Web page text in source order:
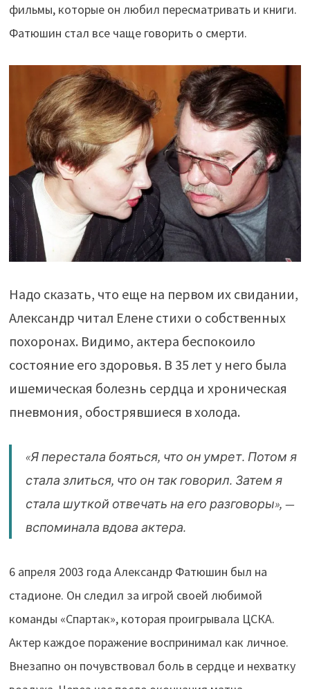
фильмы, которые он любил пересматривать и книги.
Фатюшин стал все чаще говорить о смерти.
Надо сказать, что еще на первом их свидании,
Александр читал Елене стихи о собственных
похоронах. Видимо, актера беспокоило
состояние его здоровья. В 35 лет у него была
ишемическая болезнь сердца и хроническая
пневмония, обострявшиеся в холода.
«Я перестала бояться, что он умрет. Потом я
стала злиться, что он так говорил. Затем я
стала шуткой отвечать на его разговоры», —
вспоминала вдова актера.
6 апреля 2003 года Александр Фатюшин был на
стадионе. Он следил за игрой своей любимой
команды «Спартак», которая проигрывала ЦСКА.
Актер каждое поражение воспринимал как личное.
Внезапно он почувствовал боль в сердце и нехватку